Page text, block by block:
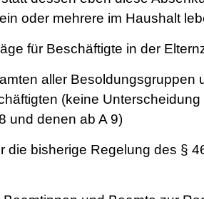
oder mehrere im Haushalt
für Beschäftigte in der
aller Besoldungsgruppen
(keine
und denen ab A 9)
die bisherige Regelung des §